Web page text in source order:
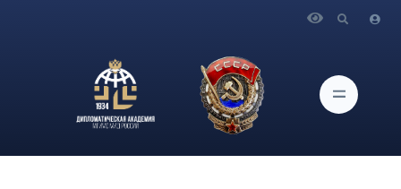
заслуженные дипломы за успехи в научно-исследовательской
работе, активное участие в мастер-классах, готовность
действовать в команде